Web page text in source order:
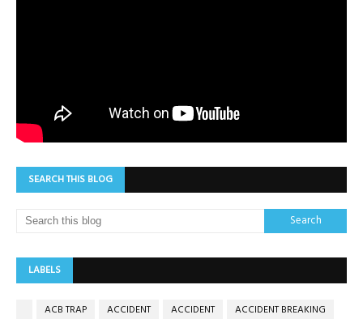
SEARCH THIS BLOG
LABELS
ACB TRAP ACCIDENT ACCIDENT
ACCIDENT BREAKING